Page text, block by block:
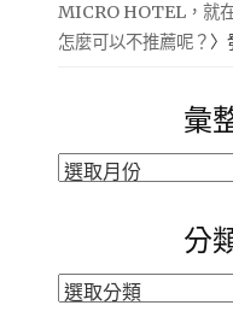
MICRO HOTEL，就
怎麼可以不推薦呢？ 〉
彙
彙
分
分